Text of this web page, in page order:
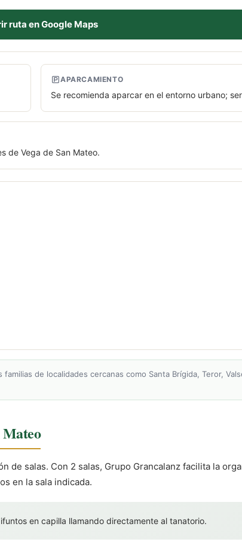
ruta en Google Maps
APARCAMIENTO
Se recomienda aparcar en el entorno urbano;
de Vega de San Mateo.
de localidades cercanas como Santa Brígida, Teror,
Mateo
de salas. Con 2 salas, Grupo Grancalanz facilita la
en la sala indicada.
en capilla llamando directamente al tanatorio.